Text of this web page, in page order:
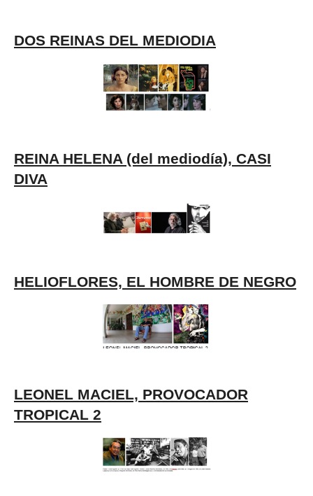
DOS REINAS DEL MEDIODIA
REINA HELENA (del mediodía), CASI
DIVA
HELIOFLORES, EL HOMBRE DE NEGRO
LEONEL MACIEL, PROVOCADOR
TROPICAL 2